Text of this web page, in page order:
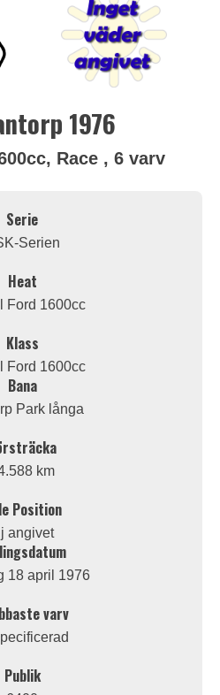
1976
Race , 6 varv
Serie
Serien
Heat
Ford 1600cc
Klass
Ford 1600cc
Bana
Park långa
km
Position
angivet
18 april 1976
varv
Publik